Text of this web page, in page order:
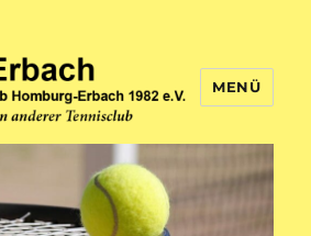
MENÜ